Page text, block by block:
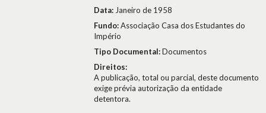
Data: Janeiro de 1958
Fundo:Associação Casa dos Estudantes do
Império
Tipo Documental:Documentos
Direitos:
A publicação, total ou parcial, deste documento
exige prévia autorização da entidade
detentora.